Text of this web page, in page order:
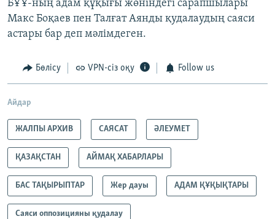
БҰҰ-ның адам құқығы жөніндегі сарапшылары
Макс Боқаев пен Талғат Аянды қудалаудың саяси
астары бар деп мәлімдеген.
Бөлісу VPN-сіз оқу Follow us
Айдар
ЖАЛПЫ АРХИВ САЯСАТ ӘЛЕУМЕТ
ҚАЗАҚСТАН АЙМАҚ ХАБАРЛАРЫ
БАС ТАҚЫРЫПТАР Жер дауы АДАМ ҚҰҚЫҚТАРЫ
Саяси оппозицияны қудалау